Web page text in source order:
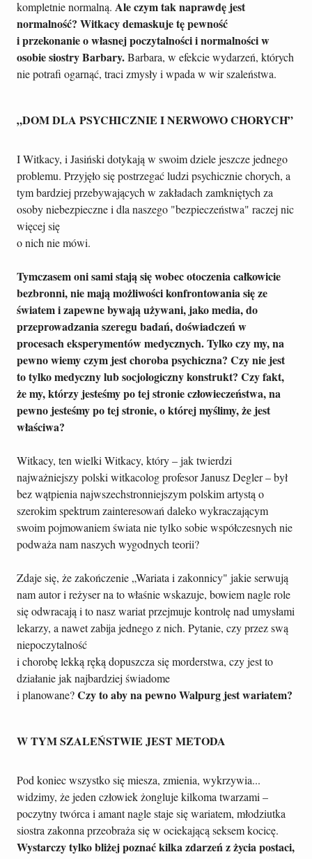
kompletnie normalną. Ale czym tak naprawdę jest
normalność? Witkacy demaskuje tę pewność
i przekonanie o własnej poczytalności i normalności w
osobie siostry Barbary.Barbara, w efekcie wydarzeń, których
nie potrafi ogarnąć, traci zmysły i wpada w wir szaleństwa.
„DOM DLA PSYCHICZNIE I NERWOWO CHORYCH”
I Witkacy, i Jasiński dotykają w swoim dziele jeszcze jednego
problemu. Przyjęło się postrzegać ludzi psychicznie chorych, a
tym bardziej przebywających w zakładach zamkniętych za
osoby niebezpieczne i dla naszego "bezpieczeństwa" raczej nic
więcej się
o nich nie mówi.
Tymczasem oni sami stają się wobec otoczenia całkowicie
bezbronni, nie mają możliwości konfrontowania się ze
światem i zapewne bywają używani, jako media, do
przeprowadzania szeregu badań, doświadczeń w
procesach eksperymentów medycznych. Tylko czy my, na
pewno wiemy czym jest choroba psychiczna? Czy nie jest
to tylko medyczny lub socjologiczny konstrukt? Czy fakt,
że my, którzy jesteśmy po tej stronie człowieczeństwa, na
pewno jesteśmy po tej stronie, o której myślimy, że jest
właściwa?
Witkacy, ten wielki Witkacy, który – jak twierdzi
najważniejszy polski witkacolog profesor Janusz Degler – był
bez wątpienia najwszechstronniejszym polskim artystą o
szerokim spektrum zainteresowań daleko wykraczającym
swoim pojmowaniem świata nie tylko sobie współczesnych nie
podważa nam naszych wygodnych teorii?
Zdaje się, że zakończenie „Wariata i zakonnicy" jakie serwują
nam autor i reżyser na to właśnie wskazuje, bowiem nagle role
się odwracają i to nasz wariat przejmuje kontrolę nad umysłami
lekarzy, a nawet zabija jednego z nich. Pytanie, czy przez swą
niepoczytalność
i chorobę lekką ręką dopuszcza się morderstwa, czy jest to
działanie jak najbardziej świadome
i planowane?Czy to aby na pewno Walpurg jest wariatem?
W TYM SZALEŃSTWIE JEST METODA
Pod koniec wszystko się miesza, zmienia, wykrzywia...
widzimy, że jeden człowiek żongluje kilkoma twarzami –
poczytny twórca i amant nagle staje się wariatem, młodziutka
siostra zakonna przeobraża się w ociekającą seksem kocicę.
Wystarczy tylko bliżej poznać kilka zdarzeń z życia postaci,